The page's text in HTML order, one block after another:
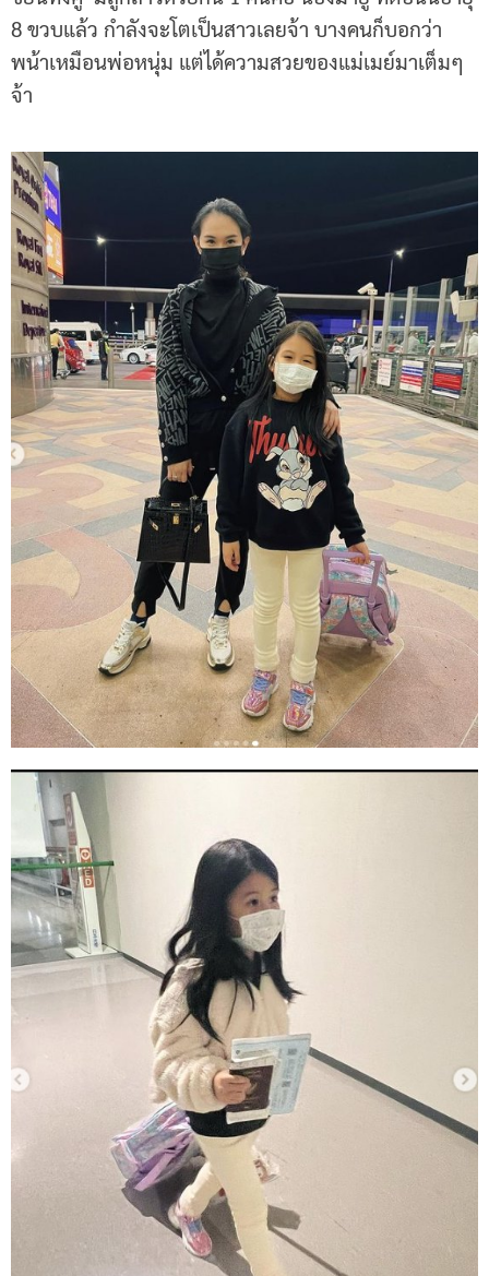
8 ขวบแล้ว กำลังจะโตเป็นสาวเลยจ้า บางคนก็บอกว่า
พน้าเหมือนพ่อหนุ่ม แต่ได้ความสวยของแม่เมย์มาเต็มๆ
จ้า